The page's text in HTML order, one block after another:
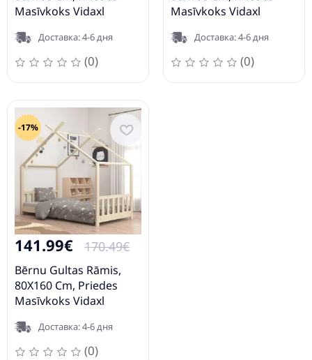
Masīvkoks Vidaxl
Доставка: 4-6 дня
(0)
Masīvkoks Vidaxl
Доставка: 4-6 дня
(0)
-17%
141.99€ 170.49€
Bērnu Gultas Rāmis,
80X160 Cm, Priedes
Masīvkoks Vidaxl
Доставка: 4-6 дня
(0)